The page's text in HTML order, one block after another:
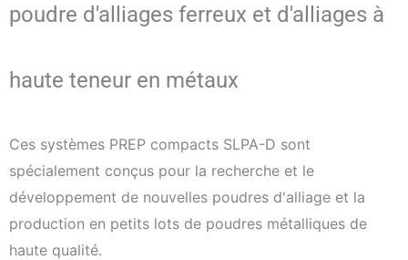
poudre d'alliages ferreux et d'alliages à
haute teneur en métaux
Ces systèmes PREP compacts SLPA-D sont
spécialement conçus pour la recherche et le
développement de nouvelles poudres d'alliage et la
production en petits lots de poudres métalliques de
haute qualité.